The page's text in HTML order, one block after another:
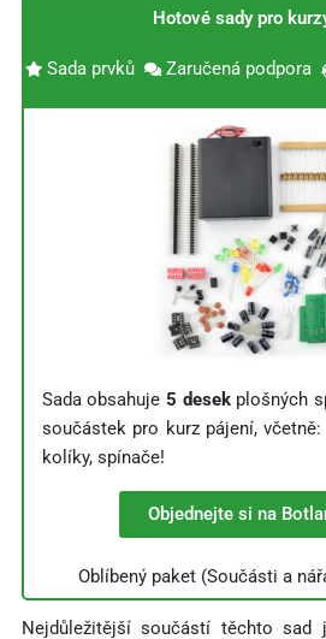
Hotové sady pro
Sada prvků Zaručená podpora
Sada obsahuje5 desekplošných
součástek pro kurz pájení,
kolíky, spínače!
Objednejte si na
Oblíbený paket (Součásti a
Nejdůležitější součástí těchto sad